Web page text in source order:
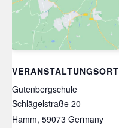
VERANSTALTUNGSORT
Gutenbergschule
Schlägelstraße 20
Hamm, 59073 Germany